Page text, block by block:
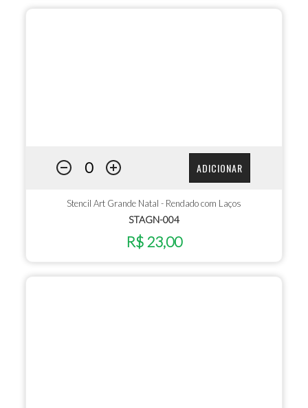
ADICIONAR
Stencil Art Grande Natal - Rendado com Laços
STAGN-004
R$ 23,00